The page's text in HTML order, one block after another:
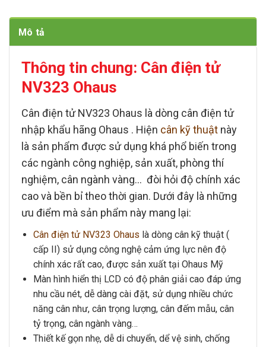
Mô tả
Thông tin chung: Cân điện tử
NV323 Ohaus
Cân điện tử NV323 Ohaus là dòng cân điện tử
nhập khẩu hãng Ohaus . Hiện cân kỹ thuật này
là sản phẩm được sử dụng khá phổ biến trong
các ngành công nghiệp, sản xuất, phòng thí
nghiệm, cân ngành vàng… đòi hỏi độ chính xác
cao và bền bỉ theo thời gian. Dưới đây là những
ưu điểm mà sản phẩm này mang lại:
Cân điện tử NV323 Ohaus là dòng cân kỹ thuật (
cấp II) sử dụng công nghệ cảm ứng lực nên độ
chính xác rất cao, được sản xuất tại Ohaus Mỹ
Màn hình hiển thị LCD có độ phân giải cao đáp ứng
nhu cầu nét, dễ dàng cài đặt, sử dụng nhiều chức
năng cân như, cân trọng lượng, cân đếm mẫu, cân
tỷ trọng, cân ngành vàng…
Thiết kế gọn nhẹ, dễ di chuyển, dể vệ sinh, chống